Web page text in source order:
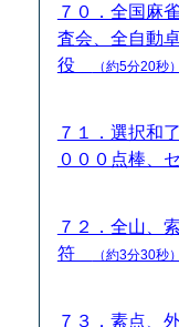
７０．全国麻
査会、全自動
役
（約5分20秒）
７１．選択和
０００点棒、
７２．全山、
符
（約3分30秒）
７３．素点、